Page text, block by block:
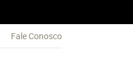
Fale Conosco